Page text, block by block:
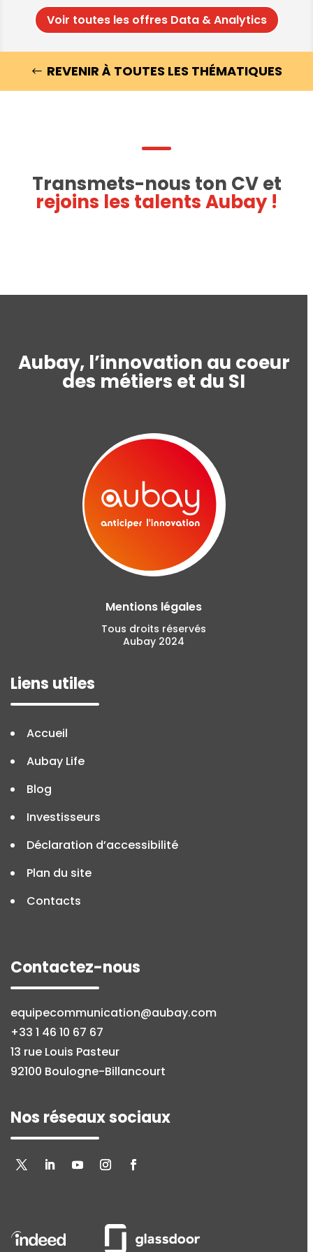
Voir toutes les offres Data & Analytics
REVENIR À TOUTES LES THÉMATIQUES
Transmets-nous ton CV et
rejoins les talents Aubay !
Aubay, l’innovation au coeur
des métiers et du SI
Mentions légales
Tous droits réservés
Aubay 2024
Liens utiles
Accueil
Aubay Life
Blog
Investisseurs
Déclaration d’accessibilité
Plan du site
Contacts
Contactez-nous
equipecommunication@aubay.com
+33 1 46 10 67 67
13 rue Louis Pasteur
92100 Boulogne-Billancourt
Nos réseaux sociaux